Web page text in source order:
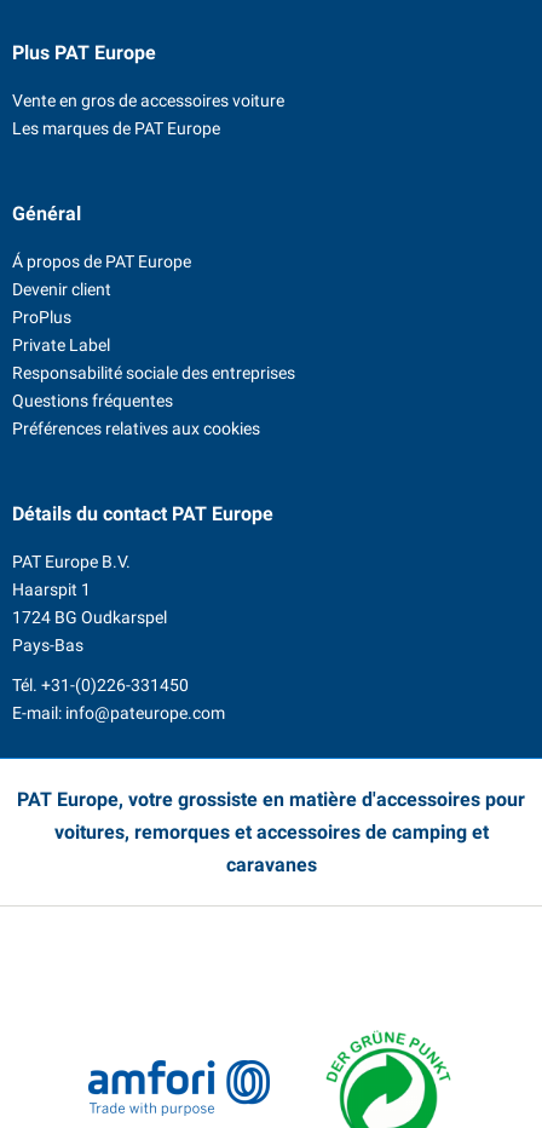
Plus PAT Europe
Vente en gros de accessoires voiture
Les marques de PAT Europe
Général
Á propos de PAT Europe
Devenir client
ProPlus
Private Label
Responsabilité sociale des entreprises
Questions fréquentes
Préférences relatives aux cookies
Détails du contact PAT Europe
PAT Europe B.V.
Haarspit 1
1724 BG Oudkarspel
Pays-Bas
Tél. +31-(0)226-331450
E-mail: info@pateurope.com
PAT Europe, votre grossiste en matière d'accessoires pour
voitures, remorques et accessoires de camping et
caravanes